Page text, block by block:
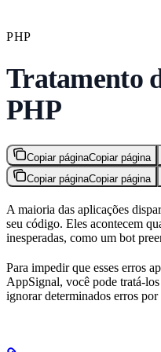
PHP
Tratamento
PHP
Copiar páginaCopiar página
Copiar páginaCopiar página
A maioria das aplicações
seu código. Eles acontecem
inesperadas, como um bot
Para impedir que esses erros
AppSignal, você pode tratá-
ignorar determinados erros